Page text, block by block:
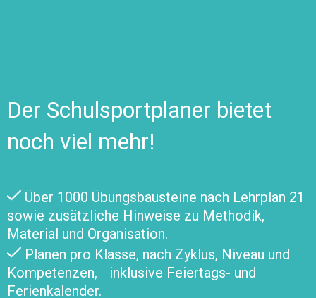
Der Schulsportplaner bietet
noch viel mehr!
Über 1000 Übungsbausteine nach Lehrplan 21
sowie zusätzliche Hinweise zu Methodik,
Material und Organisation.
Planen pro Klasse, nach Zyklus, Niveau und
Kompetenzen, inklusive Feiertags- und
Ferienkalender.